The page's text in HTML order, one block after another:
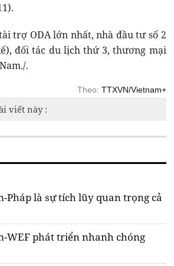
trợ ODA lớn nhất, nhà đầu tư số 2
đối tác du lịch thứ 3, thương mại
.
Theo: TTXVN/Vietnam+
viết này :
Pháp là sự tích lũy quan trọng cả
WEF phát triển nhanh chóng